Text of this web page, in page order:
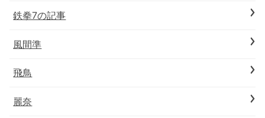
鉄拳7の記事
風間準
飛鳥
麗奈